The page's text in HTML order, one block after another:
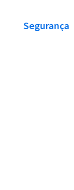
Segurança